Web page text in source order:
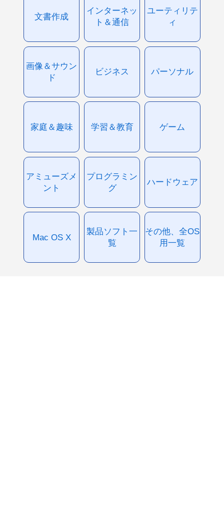
文書作成
インターネッ
ト＆通信
ユーティリテ
ィ
画像＆サウン
ド
ビジネス パーソナル
家庭＆趣味 学習＆教育 ゲーム
アミューズメ
ント
プログラミン
グ
ハードウェア
Mac OS X
製品ソフト一
覧
その他、全OS
用一覧